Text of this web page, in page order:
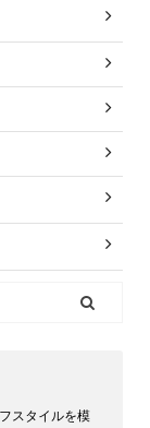
スタイルを模